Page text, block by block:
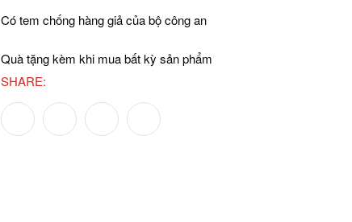
Có tem chống hàng giả của bộ công an
Quà tặng kèm khi mua bất kỳ sản phẩm
SHARE: